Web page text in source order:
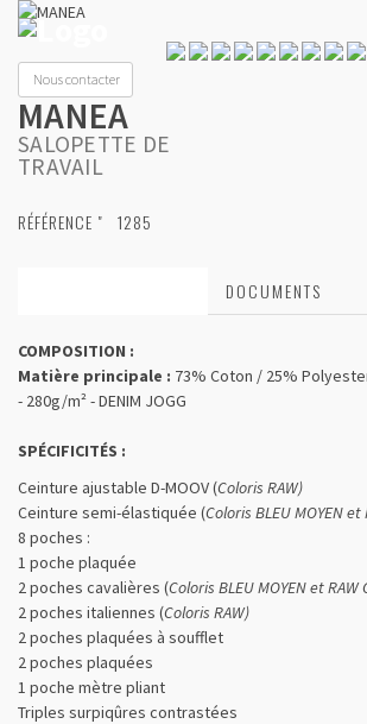
Nous contacter
MANEA
SALOPETTE DE
TRAVAIL
RÉFÉRENCE " 1285
DOCUMENTS
COMPOSITION :
Matière principale : 73% Coton / 25%
- 280g/m² - DENIM JOGG
SPÉCIFICITÉS :
Ceinture ajustable D-MOOV (Coloris RAW)
Ceinture semi-élastiquée (Coloris BLEU MOYEN et
8 poches :
1 poche plaquée
2 poches cavalières (Coloris BLEU MOYEN et RAW
2 poches italiennes (Coloris RAW)
2 poches plaquées à soufflet
2 poches plaquées
1 poche mètre pliant
Triples surpiqûres contrastées